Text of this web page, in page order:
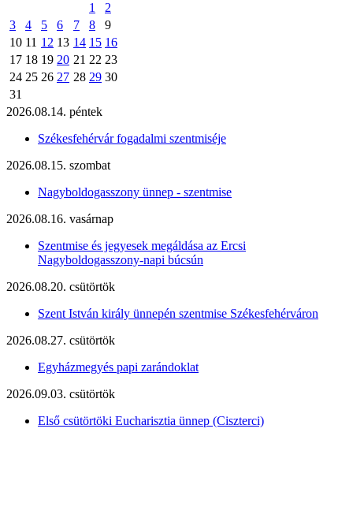
1
2
3
4 5 6 7 8
9
10 11 12 13 14 15 16
17 18 19 20 21 22 23
24 25 26 27 28 29 30
31
2026.08.14. péntek
Székesfehérvár fogadalmi szentmiséje
2026.08.15. szombat
Nagyboldogasszony ünnep - szentmise
2026.08.16. vasárnap
Szentmise és jegyesek megáldása az Ercsi
Nagyboldogasszony-napi búcsún
2026.08.20. csütörtök
Szent István király ünnepén szentmise Székesfehérváron
2026.08.27. csütörtök
Egyházmegyés papi zarándoklat
2026.09.03. csütörtök
Első csütörtöki Eucharisztia ünnep (Ciszterci)